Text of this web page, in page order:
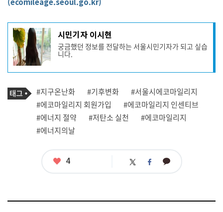
기
사
작
성
자
프
필
시민기자 이시현
궁금했던 정보를 전달하는 서울시민기자가 되고 싶습
니다.
사
관
련
태
그
태
그
#지구온난화 #기후변화
#서울시에코마일리지
#에코마일리지 회원가입
#에코마일리지 인센티브
#에너지 절약
#저탄소 실천
#에코마일리지
#에너지의날
좋
4 트 페 카